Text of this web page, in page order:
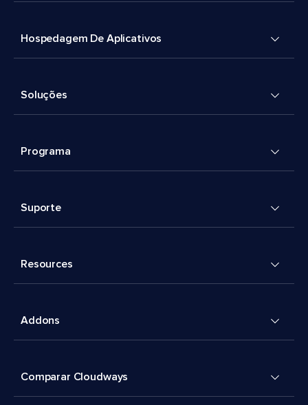
Hospedagem De Aplicativos
Soluções
Programa
Suporte
Resources
Addons
Comparar Cloudways